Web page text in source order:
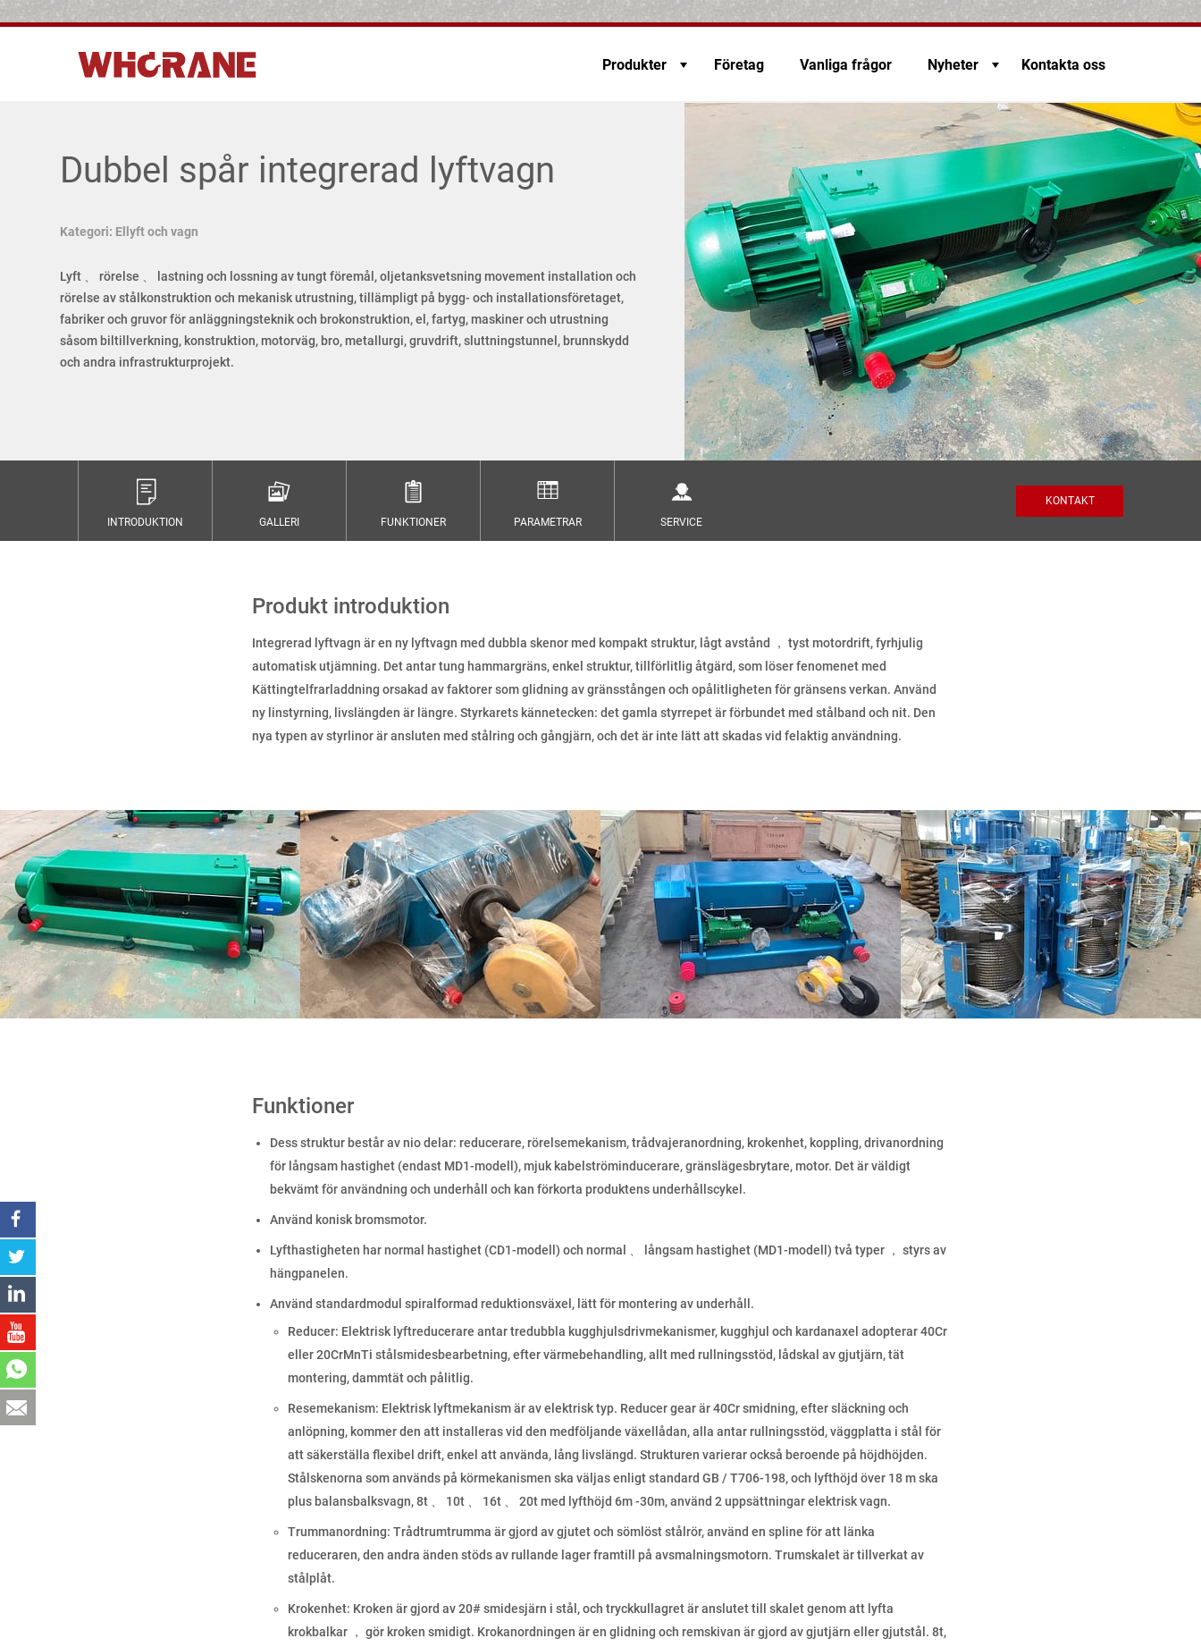
Produkter Företag Vanliga frågor Nyheter Kontakta oss
Dubbel spår integrerad lyftvagn
Kategori: Ellyft och vagn
Lyft 、 rörelse 、 lastning och lossning av tungt föremål, oljetanksvetsning movement installation och
rörelse av stålkonstruktion och mekanisk utrustning, tillämpligt på bygg- och installationsföretaget,
fabriker och gruvor för anläggningsteknik och brokonstruktion, el, fartyg, maskiner och utrustning
såsom biltillverkning, konstruktion, motorväg, bro, metallurgi, gruvdrift, sluttningstunnel, brunnskydd
och andra infrastrukturprojekt.
INTRODUKTION GALLERI FUNKTIONER PARAMETRAR SERVICE
KONTAKT
Produkt introduktion
Integrerad lyftvagn är en ny lyftvagn med dubbla skenor med kompakt struktur, lågt avstånd ， tyst motordrift, fyrhjulig
automatisk utjämning. Det antar tung hammargräns, enkel struktur, tillförlitlig åtgärd, som löser fenomenet med
Kättingtelfrarladdning orsakad av faktorer som glidning av gränsstången och opålitligheten för gränsens verkan. Använd
ny linstyrning, livslängden är längre. Styrkarets kännetecken: det gamla styrrepet är förbundet med stålband och nit. Den
nya typen av styrlinor är ansluten med stålring och gångjärn, och det är inte lätt att skadas vid felaktig användning.
Funktioner
Dess struktur består av nio delar: reducerare, rörelsemekanism, trådvajeranordning, krokenhet, koppling, drivanordning
för långsam hastighet (endast MD1-modell), mjuk kabelströminducerare, gränslägesbrytare, motor. Det är väldigt
bekvämt för användning och underhåll och kan förkorta produktens underhållscykel.
Använd konisk bromsmotor.
Lyfthastigheten har normal hastighet (CD1-modell) och normal 、 långsam hastighet (MD1-modell) två typer ， styrs av
hängpanelen.
Använd standardmodul spiralformad reduktionsväxel, lätt för montering av underhåll.
Reducer: Elektrisk lyftreducerare antar tredubbla kugghjulsdrivmekanismer, kugghjul och kardanaxel adopterar 40Cr
eller 20CrMnTi stålsmidesbearbetning, efter värmebehandling, allt med rullningsstöd, lådskal av gjutjärn, tät
montering, dammtät och pålitlig.
Resemekanism: Elektrisk lyftmekanism är av elektrisk typ. Reducer gear är 40Cr smidning, efter släckning och
anlöpning, kommer den att installeras vid den medföljande växellådan, alla antar rullningsstöd, väggplatta i stål för
att säkerställa flexibel drift, enkel att använda, lång livslängd. Strukturen varierar också beroende på höjdhöjden.
Stålskenorna som används på körmekanismen ska väljas enligt standard GB / T706-198, och lyfthöjd över 18 m ska
plus balansbalksvagn, 8t 、 10t 、 16t 、 20t med lyfthöjd 6m -30m, använd 2 uppsättningar elektrisk vagn.
Trummanordning: Trådtrumtrumma är gjord av gjutet och sömlöst stålrör, använd en spline för att länka
reduceraren, den andra änden stöds av rullande lager framtill på avsmalningsmotorn. Trumskalet är tillverkat av
stålplåt.
Krokenhet: Kroken är gjord av 20# smidesjärn i stål, och tryckkullagret är anslutet till skalet genom att lyfta
krokbalkar ， gör kroken smidigt. Krokanordningen är en glidning och remskivan är gjord av gjutjärn eller gjutstål. 8t,